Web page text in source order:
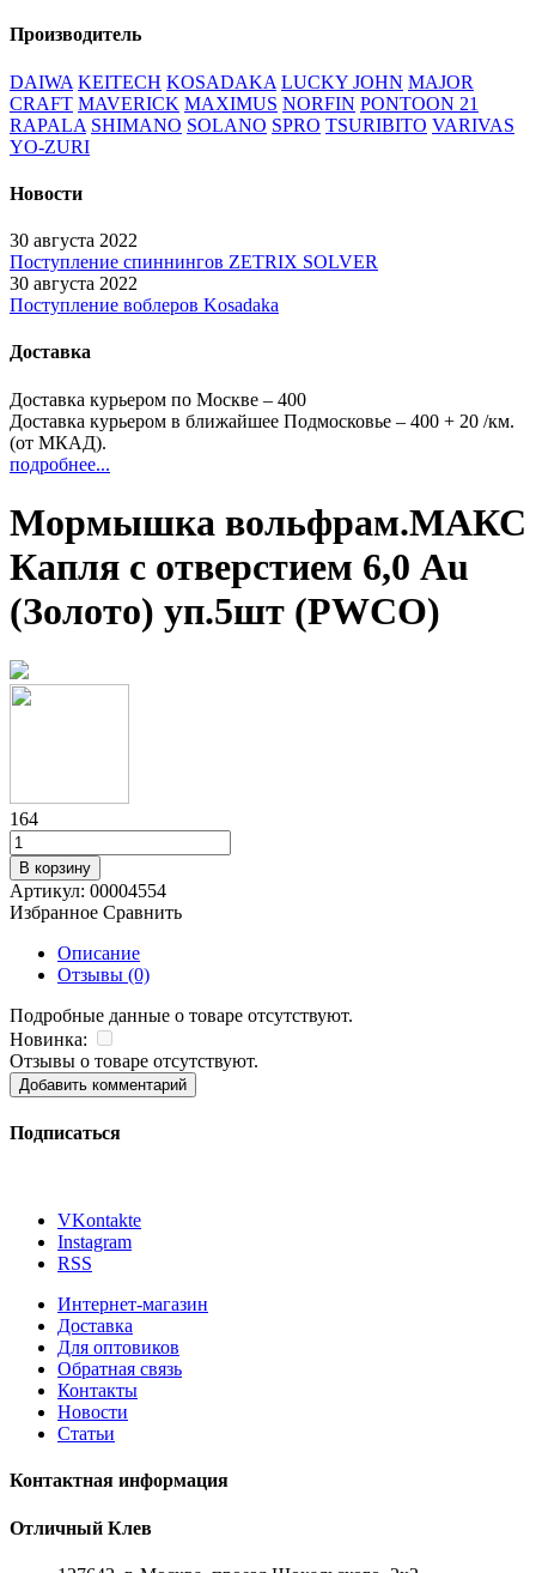
Производитель
DAIWA KEITECH KOSADAKA LUCKY JOHN MAJOR
CRAFT MAVERICK MAXIMUS NORFIN PONTOON 21
RAPALA SHIMANO SOLANO SPRO TSURIBITO VARIVAS
YO-ZURI
Новости
30 августа 2022
Поступление спиннингов ZETRIX SOLVER
30 августа 2022
Поступление воблеров Kosadaka
Доставка
Доставка курьером по Москве – 400
Доставка курьером в ближайшее Подмосковье – 400 + 20 /км.
(от МКАД).
подробнее...
Мормышка вольфрам.МАКС
Капля с отверстием 6,0 Au
(Золото) уп.5шт (PWCO)
164
В корзину
Артикул: 00004554
Избранное Сравнить
Описание
Отзывы (0)
Подробные данные о товаре отсутствуют.
Новинка:
Отзывы о товаре отсутствуют.
Добавить комментарий
Подписаться
VKontakte
Instagram
RSS
Интернет-магазин
Доставка
Для оптовиков
Обратная связь
Контакты
Новости
Статьи
Контактная информация
Отличный Клев